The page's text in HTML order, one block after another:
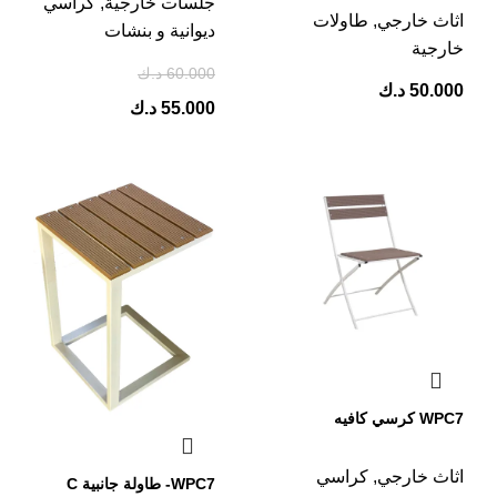
اثاث خارجي, طاولات
خارجية
50.000 د.ك
ديوانية و بنشات
60.000 د.ك
55.000 د.ك
WPC7 كرسي كافيه
اثاث خارجي, كراسي WPC7- طاولة جانبية C